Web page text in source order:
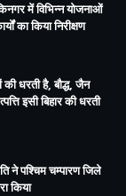
में विभिन्न योजनाओं
का किया निरीक्षण
धरती है, बौद्ध, जैन
इसी बिहार की धरती
ने पश्चिम चम्पारण जिले
किया